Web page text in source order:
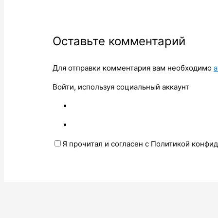
Оставьте комментарий
Для отправки комментария вам необходимо
Войти, используя социальный аккаунт
Я прочитал и согласен с Политикой